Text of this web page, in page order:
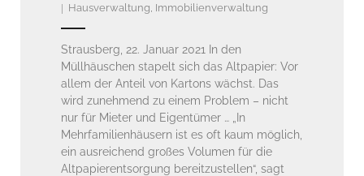
Hausverwaltung Immobilienverwaltung
Strausberg, 22. Januar 2021 In den
Müllhäuschen stapelt sich das Altpapier: Vor
allem der Anteil von Kartons wächst. Das
wird zunehmend zu einem Problem – nicht
nur für Mieter und Eigentümer … „In
Mehrfamilienhäusern ist es oft kaum möglich,
ein ausreichend großes Volumen für die
Altpapierentsorgung bereitzustellen“, sagt